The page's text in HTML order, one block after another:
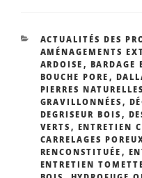
CATÉGORIES
ACTUALITÉS DES
AMÉNAGEMENTS
ARDOISE , BARDAGE
BOUCHE PORE ,
PIERRES NATURELLES
GRAVILLONNÉES ,
DEGRISEUR BOIS ,
VERTS , ENTRETIEN
CARRELAGES
RENCONSTITUÉE ,
ENTRETIEN